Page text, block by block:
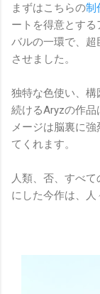
まずはこちらの制
ートを得意とする
バルの一環で、
させました。
独特な色使い、構
続けるAryzの作品
メージは脳裏に
てくれます。
人類、否、すべ
にした今作は、